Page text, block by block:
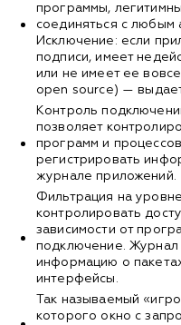
программы,
соединяться с любым
Исключение: если
подписи, имеет
или не имеет ее
open source) —
Контроль
позволяет
программ и
регистрировать
журнале приложений.
Фильтрация на
контролировать
зависимости от
подключение. Журнал
информацию о
интерфейсы.
Так называемый
которого окно с